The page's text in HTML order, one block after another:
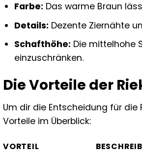
Farbe: Das warme Braun
Details: Dezente Ziernähte
Schafthöhe: Die mittelhohe
einzuschränken.
Die Vorteile der
Um dir die Entscheidung für die
Vorteile im Überblick:
VORTEIL